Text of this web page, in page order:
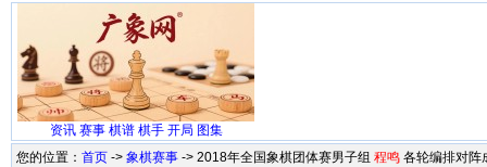
资讯 赛事 棋谱 棋手 开局 图集
您的位置： 首页 -> 象棋赛事 -> 2018年全国象棋团体赛男子组 程鸣 各轮编排对阵